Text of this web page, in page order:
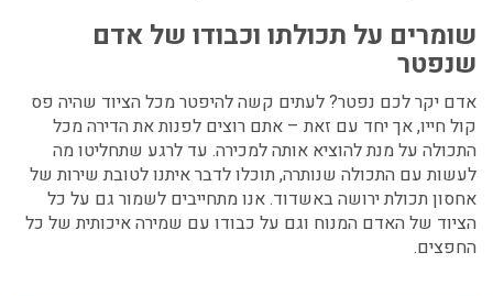
שומרים על תכולתו וכבודו של אדם
שנפטר
אדם יקר לכם נפטר? לעתים קשה להיפטר מכל הציוד שהיה פס
קול חייו, אך יחד עם זאת – אתם רוצים לפנות את הדירה מכל
התכולה על מנת להוציא אותה למכירה. עד לרגע שתחליטו מה
לעשות עם התכולה שנותרה, תוכלו לדבר איתנו לטובת שירות של
אחסון תכולת ירושה באשדוד. אנו מתחייבים לשמור גם על כל
הציוד של האדם המנוח וגם על כבודו עם שמירה איכותית של כל
החפצים.